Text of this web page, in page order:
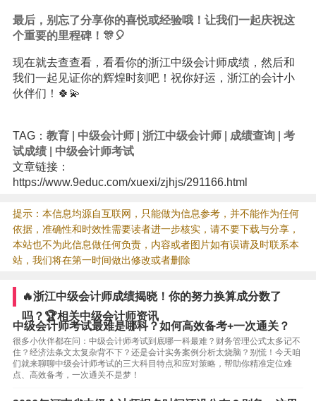
最后，别忘了分享你的喜悦或经验哦！让我们一起庆祝这
个重要的里程碑！🎊🎈
现在就去查查看，看看你的浙江中级会计师成绩，然后和
我们一起见证你的辉煌时刻吧！祝你好运，浙江的会计小
伙伴们！🍀💫
TAG： 教育| 中级会计师| 浙江中级会计师| 成绩查询
考
试成绩| 中级会计师考试
文章链接：
https://www.9educ.com/xuexi/zjhjs/291166.html
提示：本信息均源自互联网，只能做为信息参考，并不能作为任何
依据，准确性和时效性需要读者进一步核实，请不要下载与分享，
本站也不为此信息做任何负责，内容或者图片如有误请及时联系本
站，我们将在第一时间做出修改或者删除
🔥浙江中级会计师成绩揭晓！你的努力换算成分数了
吗？🏆相关中级会计师资讯
中级会计师考试最难是哪科？如何高效备考+一次通关？
很多小伙伴都在问：中级会计师考试到底哪一科最难？财务管理公式太多记不
住？经济法条文太复杂背不下？还是会计实务案例分析太烧脑？别慌！今天咱
们就来聊聊中级会计师考试的三大科目特点和应对策略，帮助你精准定位难
点、高效备考，一次通关不是梦！